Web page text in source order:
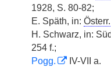
1928, S. 80-82;
E. Späth, in: Österr.
H. Schwarz, in:
254 f.;
Pogg.
IV-VII a.